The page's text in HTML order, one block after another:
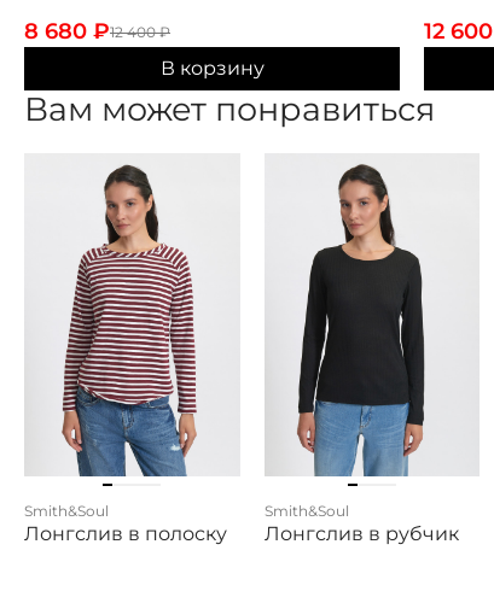
12 400₽
8 680 ₽
В корзину
12 600
Вам может понравиться
Smith&Soul
Лонгслив в полоску
Smith&Soul
Лонгслив в рубчик